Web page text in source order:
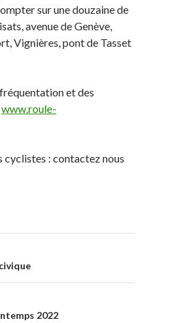
sur une douzaine de
avenue de Genève,
Vignières, pont de Tasset
et des
www.roule-
cyclistes : contactez nous
2022